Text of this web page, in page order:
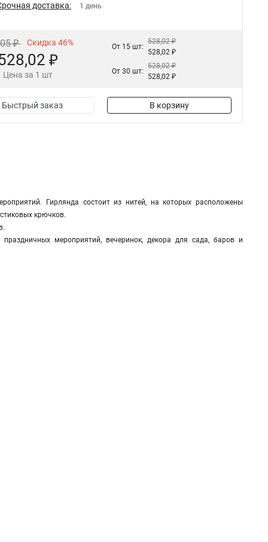
доставка: 1 день
₽ Скидка 46%
₽
Цена за 1 шт
От 15 шт:
528,02 ₽
528,02 ₽
От 30 шт:
528,02 ₽
528,02 ₽
Быстрый заказ В корзину
Гирлянда состоит из нитей, на которых расположены
крючков.
мероприятий, вечеринок, декора для сада, баров и